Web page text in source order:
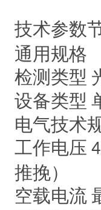
技术参数
通用规格
检测类型
设备类型
电气技术
工作电压
推挽）
空载电流